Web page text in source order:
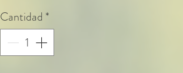
Cantidad *